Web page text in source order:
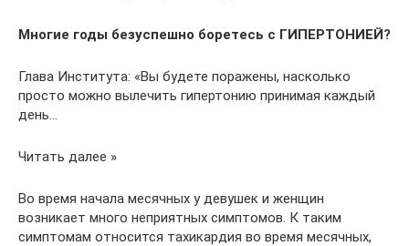
Многие годы безуспешно боретесь с ГИПЕРТОНИЕЙ?
Глава Института: «Вы будете поражены, насколько
просто можно вылечить гипертонию принимая каждый
день…
Читать далее »
Во время начала месячных у девушек и женщин
возникает много неприятных симптомов. К таким
симптомам относится тахикардия во время месячных,